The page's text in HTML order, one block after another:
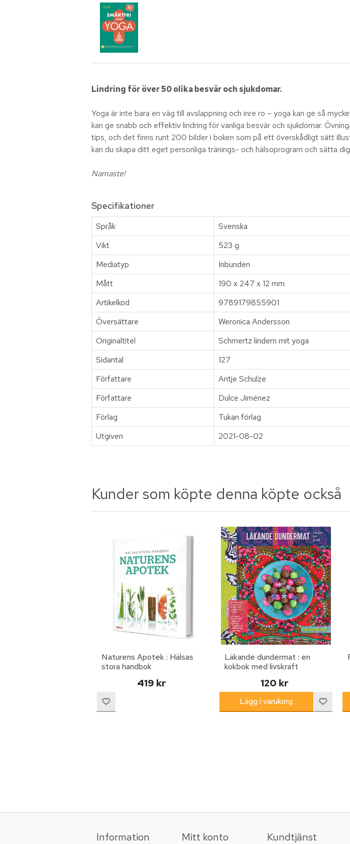
Lindring för över 50 olika besvär och sjukdomar.
Yoga är inte bara en väg till avslappning och inre ro – yoga kan ge så
kan ge snabb och effektiv lindring för vanliga besvär och sjukdomar.
tips, och det finns runt 200 bilder i boken som på ett överskådligt sätt
kan du skapa ditt eget personliga tränings- och hälsoprogram och sätta
Namaste!
Specifikationer
Språk
Svenska
Vikt
523 g
Mediatyp
Inbunden
Mått
190 x 247 x 12 mm
Artikelkod
9789179855901
Översättare
Weronica Andersson
Originaltitel
Schmertz lindern mit yoga
Sidantal
127
Författare
Antje Schulze
Författare
Dulce Jiménez
Förlag
Tukan förlag
Utgiven
2021-08-02
Kunder som köpte denna köpte också
Naturens Apotek : Hälsas
stora handbok
419 kr
Läkande dundermat : en
kokbok med livskraft
120 kr
Information Mitt konto Kundtjänst